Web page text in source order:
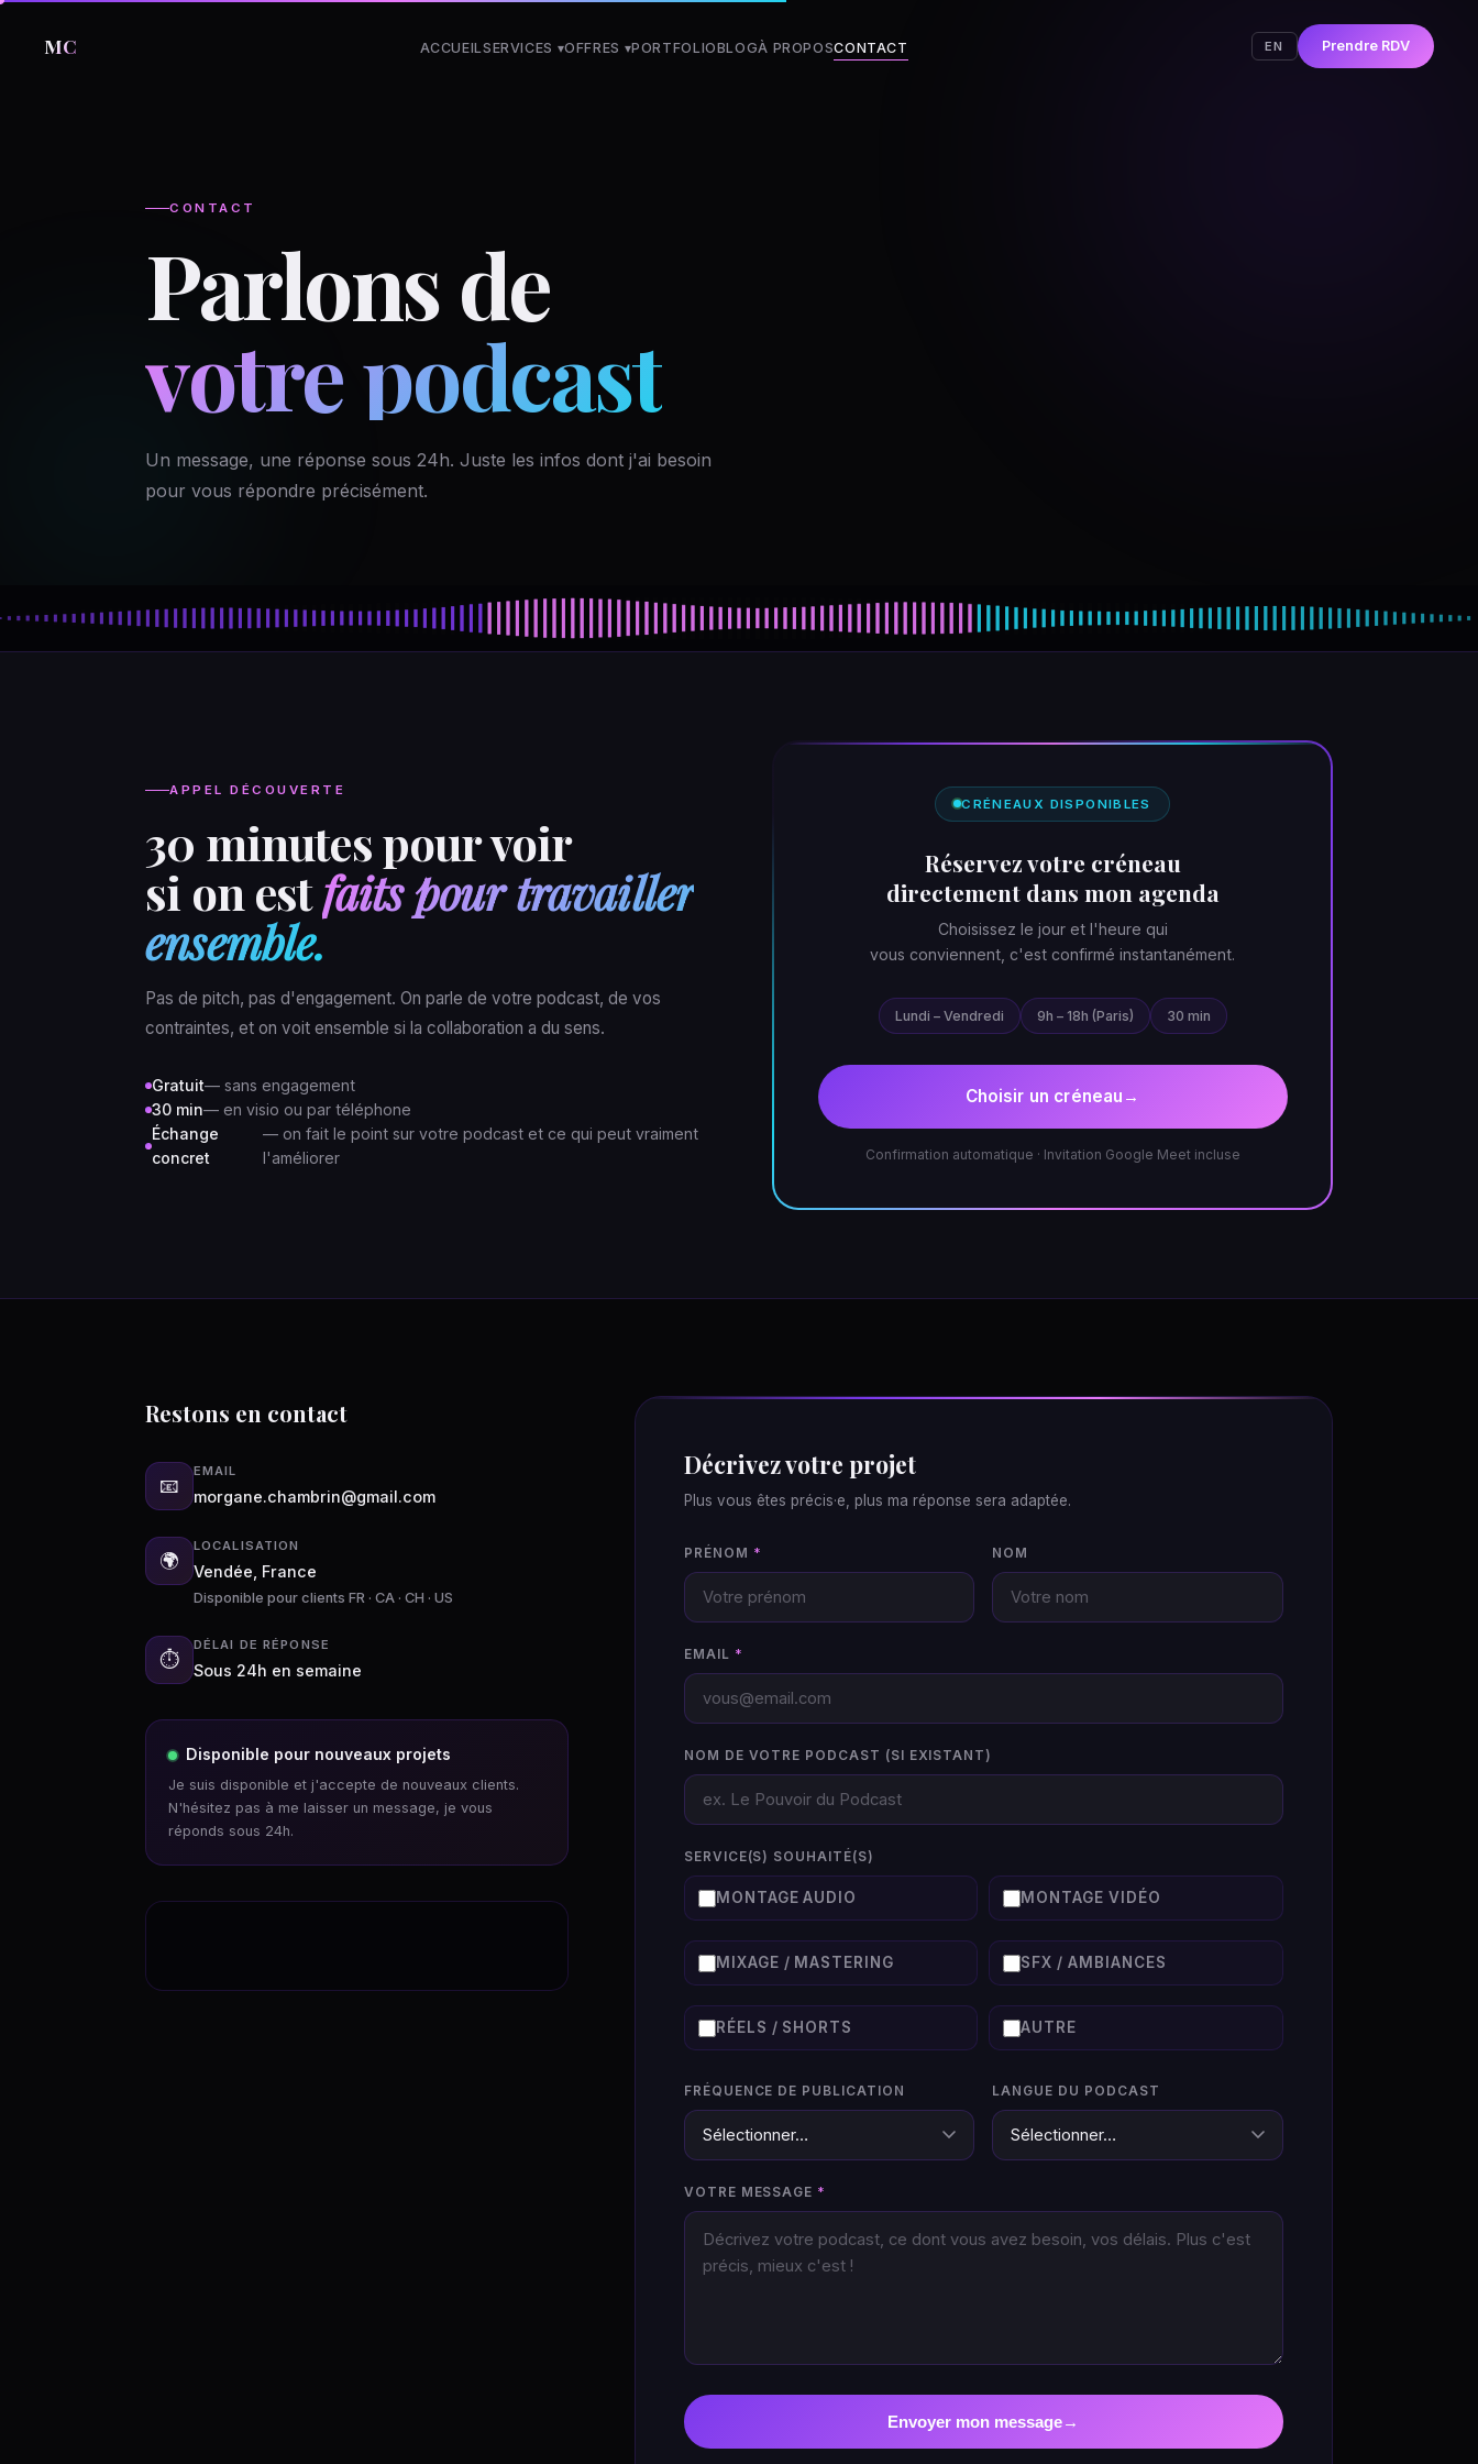
MC ACCUEILSERVICES ▾OFFRES ▾PORTFOLIOBLOGÀ PROPOSCONTACT EN Prendre RDV
CONTACT
Parlons de
votre podcast
Un message, une réponse sous 24h. Juste les infos dont j'ai besoin
pour vous répondre précisément.
APPEL DÉCOUVERTE
30 minutes pour voir
si on estfaits pour travailler
ensemble.
Pas de pitch, pas d'engagement. On parle de votre podcast, de vos
contraintes, et on voit ensemble si la collaboration a du sens.
Gratuit— sans engagement
30 min— en visio ou par téléphone
Échange
concret
— on fait le point sur votre podcast et ce qui peut vraiment
l'améliorer
CRÉNEAUX DISPONIBLES
Réservez votre créneau
directement dans mon agenda
Choisissez le jour et l'heure qui
vous conviennent, c'est confirmé instantanément.
Lundi – Vendredi 9h – 18h (Paris) 30 min
Choisir un créneau →
Confirmation automatique · Invitation Google Meet incluse
Restons en contact
📧
EMAIL
morgane.chambrin@gmail.com
🌍
LOCALISATION
Vendée, France
Disponible pour clients FR · CA · CH · US
⏱
DÉLAI DE RÉPONSE
Sous 24h en semaine
Disponible pour nouveaux projets
Je suis disponible et j'accepte de nouveaux clients.
N'hésitez pas à me laisser un message, je vous
réponds sous 24h.
Décrivez votre projet
Plus vous êtes précis·e, plus ma réponse sera adaptée.
PRÉNOM NOM
EMAIL
NOM DE VOTRE PODCAST (SI EXISTANT)
SERVICE(S) SOUHAITÉ(S)
MONTAGE AUDIO MONTAGE VIDÉO
MIXAGE / MASTERING SFX / AMBIANCES
RÉELS / SHORTS AUTRE
FRÉQUENCE DE PUBLICATION LANGUE DU PODCAST
VOTRE MESSAGE
Envoyer mon message→